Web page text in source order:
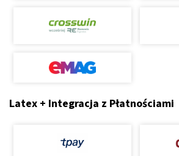
Latex + Integracja z Płatnościami